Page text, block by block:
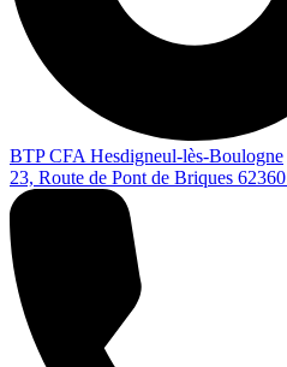
BTP CFA Hesdigneul-lès-Boulogne
23, Route de Pont de Briques 62360